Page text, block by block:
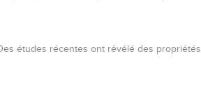
études récentes ont révélé des propriétés